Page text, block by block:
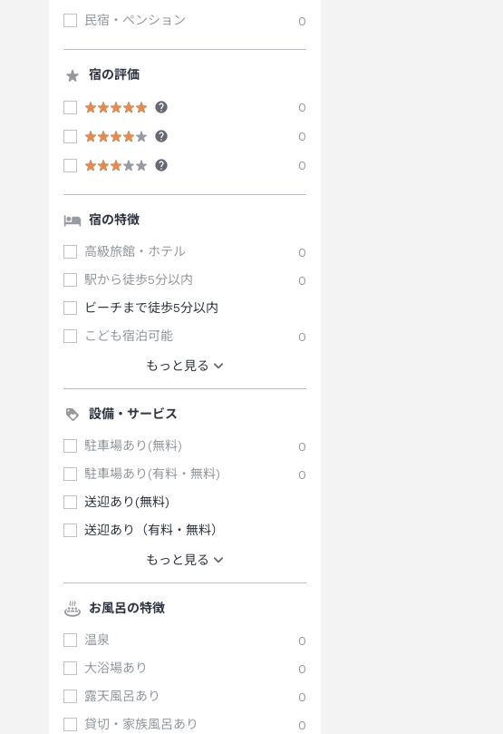
民宿・ペンション
0
宿の評価
0
0
0
宿の特徴
高級旅館・ホテル
0
駅から徒歩5分以内
0
ビーチまで徒歩5分以内
こども宿泊可能
0
もっと見る
設備・サービス
駐車場あり(無料)
0
駐車場あり(有料・無料)
0
送迎あり(無料)
送迎あり（有料・無料）
もっと見る
お風呂の特徴
温泉
0
大浴場あり
0
露天風呂あり
0
貸切・家族風呂あり
0